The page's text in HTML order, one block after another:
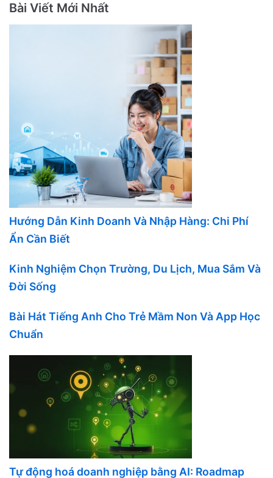
Bài Viết Mới Nhất
Hướng Dẫn Kinh Doanh Và Nhập Hàng: Chi Phí
Ẩn Cần Biết
Kinh Nghiệm Chọn Trường, Du Lịch, Mua Sắm Và
Đời Sống
Bài Hát Tiếng Anh Cho Trẻ Mầm Non Và App Học
Chuẩn
Tự động hoá doanh nghiệp bằng AI: Roadmap